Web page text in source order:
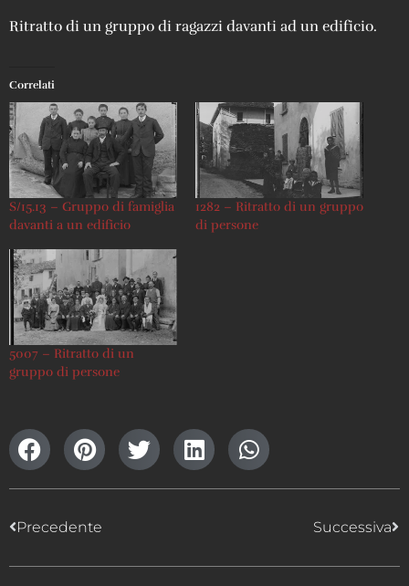
Ritratto di un gruppo di ragazzi davanti ad un edificio.
Correlati
S/15.13 – Gruppo di famiglia
davanti a un edificio
1282 – Ritratto di un gruppo
di persone
5007 – Ritratto di un
gruppo di persone
Precedente Successiva